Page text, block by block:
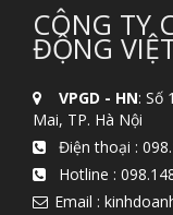
CÔNG TY
ĐỘNG
VPGD - HN: Số
Mai, TP. Hà Nội
Điện thoại :
Hotline :
Email :